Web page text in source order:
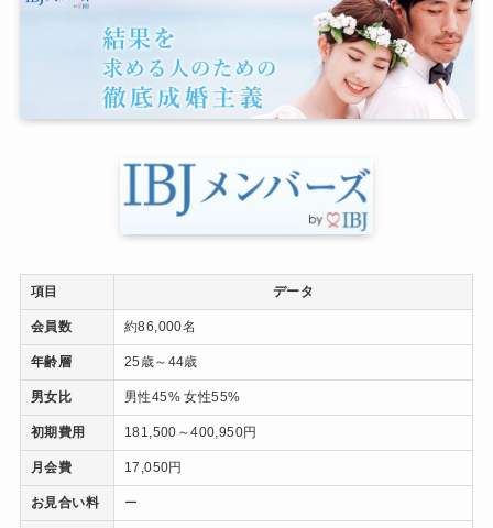
項目 データ
会員数 約86,000名
年齢層 25歳～44歳
男女比 男性45% 女性55%
初期費用 181,500～400,950円
月会費 17,050円
お見合い料 ー